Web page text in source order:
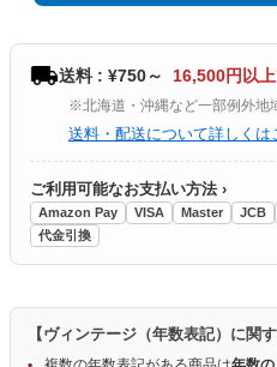
送料 : ¥750～ 16,500円以
※北海道・沖縄など一部例外地
送料・配送について詳しくは
ご利用可能なお支払い方法 ›
Amazon Pay VISA Master JCB
代金引換
【ヴィンテージ（年数表記）に関す